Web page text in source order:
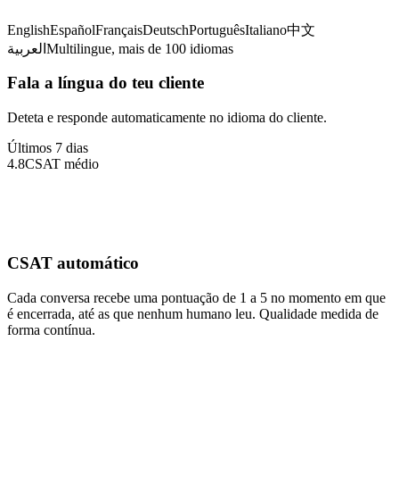
EnglishEspañolFrançaisDeutschPortuguêsItaliano中文
العربية Multilingue, mais de 100 idiomas
Fala a língua do teu cliente
Deteta e responde automaticamente no idioma do cliente.
Últimos 7 dias
4.8CSAT médio
CSAT automático
Cada conversa recebe uma pontuação de 1 a 5 no momento em que
é encerrada, até as que nenhum humano leu. Qualidade medida de
forma contínua.